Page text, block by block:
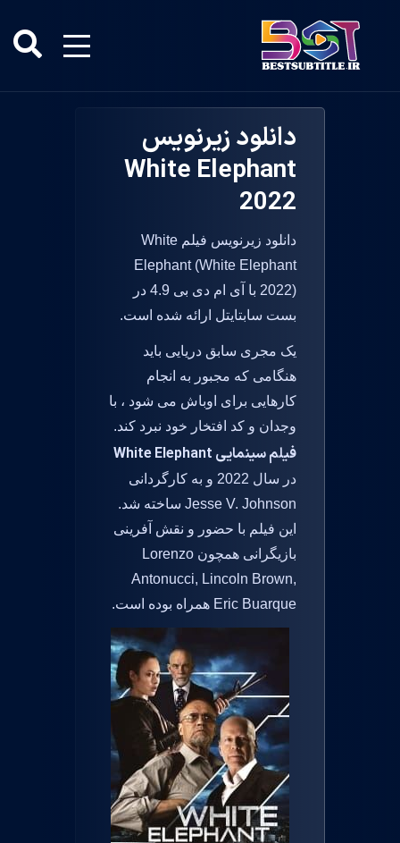
دانلود زیرنویس
White Elephant
2022
دانلود زیرنویس فیلم White
Elephant (White Elephant
2022) با آی ام دی بی 4.9 در
بست سابتایتل ارائه شده است.
یک مجری سابق دریایی باید
هنگامی که مجبور به انجام
کارهایی برای اوباش می شود ، با
وجدان و کد افتخار خود نبرد کند.
فیلم سینمایی White Elephant
در سال 2022 و به کارگردانی
Jesse V. Johnson ساخته شد.
این فیلم با حضور و نقش آفرینی
بازیگرانی همچون Lorenzo
Antonucci, Lincoln Brown,
Eric Buarque همراه بوده است.